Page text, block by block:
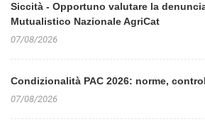
Siccità - Opportuno valutare la
Mutualistico Nazionale AgriCat
07/08/2026
Condizionalità PAC 2026: norme,
07/08/2026